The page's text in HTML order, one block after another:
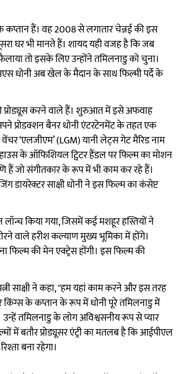
हैं। वह 2008 से लगातार चेन्नई की इस
घर भी मानते हैं। शायद यही वजह है कि जब
तो इसके लिए उन्होंने तमिलनाडु को चुना।
धोनी अब खेल के मैदान के साथ फिल्मी पर्दे के
करने वाले हैं। शुरुआत में इसे अफवाह
प्रोडक्शन बैनर धोनी एंटरटेनमेंट के तहत एक
‘एलजीएम’ (LGM) यानी ​​लेट्स गेट मैरिड नाम
के ऑफिशियल ट्विटर हैंडल पर फिल्म का मोशन
हैं जो संगीतकार के रूप में भी काम कर रहे हैं।
डायरेक्टर साक्षी धोनी ने इस फिल्म का कंसेप्ट
किया गया, जिसमें कई मशहूर हस्तियों ने
वाले हरीश कल्याण मुख्य भूमिका में होंगे।
फिल्म की मेन एक्ट्रेस होंगी। इस फिल्म की
साक्षी ने कहा, "हम यहां काम करने और इस तरह
के कप्तान के रूप में धोनी पूरे तमिलनाडु में
उन्हें तमिलनाडु के लोग अविश्वसनीय रूप से प्यार
बतौर प्रोड्यूसर एंट्री का मतलब है कि आईपीएल
बना रहेगा।